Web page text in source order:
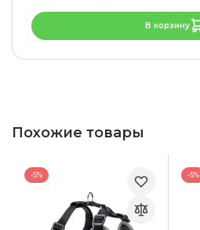
В корзину
Похожие товары
-5% -5%